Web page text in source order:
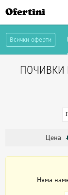
Ofertini
Всички оферти
ПОЧИВКИ
Цена
Няма